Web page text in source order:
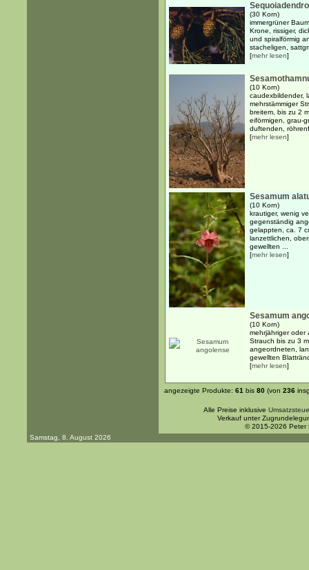
(30 Korn)
immergrüner
Krone, rissiger,
und spiralförmig
stacheligen,
[mehr lesen]
(10 Korn)
caudexbildender,
mehrstämmiger
breitem, bis zu 2
eiförmigen, grau-
duftenden,
[mehr lesen]
Sesamum
(10 Korn)
krautiger, wenig
gegenständig
gelappten, ca. 7
lanzettlichen,
gewellten ...
[mehr lesen]
Sesamum
(10 Korn)
mehrjähriger oder
Strauch bis zu 3
angeordneten,
gewellten
[mehr lesen]
angezeigte Produkte: 61 bis 80 (von 236
Alle Preise inklusive
Verkauf unter
© 2015-2026 Peter
Samstag, 8. August 2026